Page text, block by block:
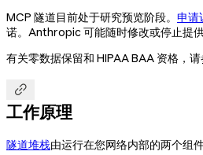
MCP 隧道目前处于研究预览阶段。 申请
诺。Anthropic 可能随时修改或停止提供
有关零数据保留和 HIPAA BAA 资格，请

工作原理
隧道堆栈由运行在您网络内部的两个组